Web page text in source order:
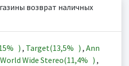
возврат наличных
) , Target(13,5% ) , Ann
World Wide Stereo(11,4% ) ,